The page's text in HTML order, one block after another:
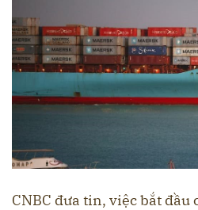
CNBC đưa tin, việc bắt đầu